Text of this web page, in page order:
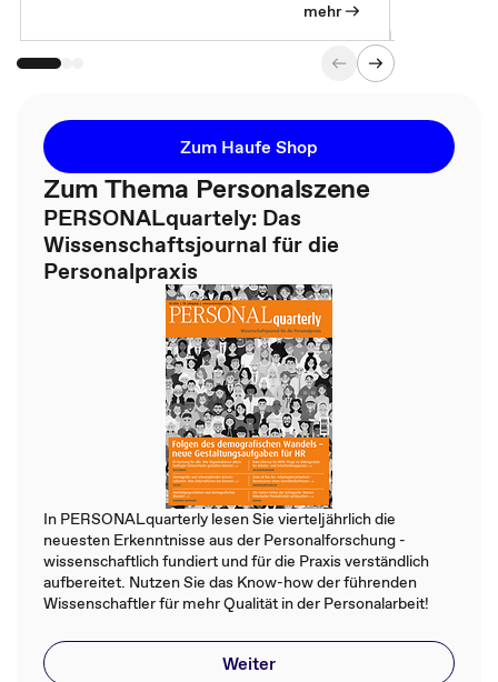
mehr
Zum Haufe Shop
Zum Thema Personalszene
PERSONALquartely: Das
Wissenschaftsjournal für die
Personalpraxis
In PERSONALquarterly lesen Sie vierteljährlich die
neuesten Erkenntnisse aus der Personalforschung -
wissenschaftlich fundiert und für die Praxis verständlich
aufbereitet. Nutzen Sie das Know-how der führenden
Wissenschaftler für mehr Qualität in der Personalarbeit!
Weiter